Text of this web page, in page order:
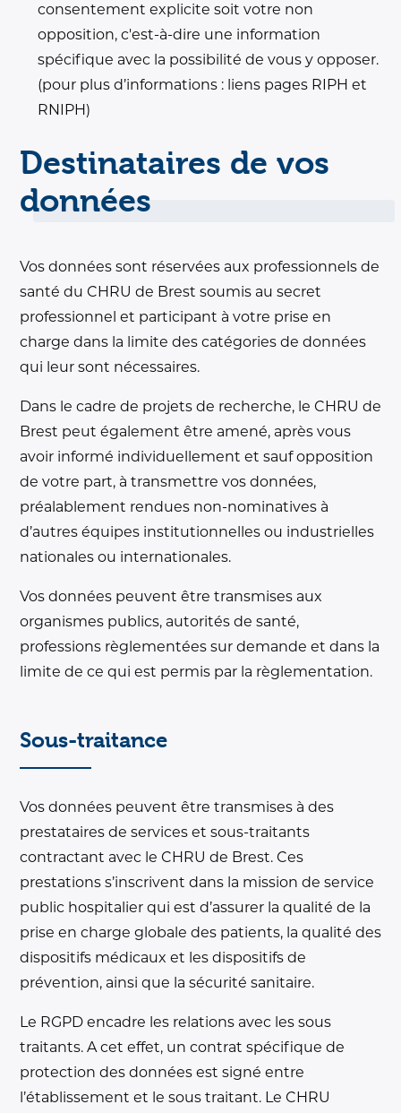
consentement explicite soit votre non
opposition, c'est-à-dire une information
spécifique avec la possibilité de vous y opposer.
(pour plus d’informations : liens pages RIPH et
RNIPH)
Destinataires de vos
données
Vos données sont réservées aux professionnels de
santé du CHRU de Brest soumis au secret
professionnel et participant à votre prise en
charge dans la limite des catégories de données
qui leur sont nécessaires.
Dans le cadre de projets de recherche, le CHRU de
Brest peut également être amené, après vous
avoir informé individuellement et sauf opposition
de votre part, à transmettre vos données,
préalablement rendues non-nominatives à
d’autres équipes institutionnelles ou industrielles
nationales ou internationales.
Vos données peuvent être transmises aux
organismes publics, autorités de santé,
professions règlementées sur demande et dans la
limite de ce qui est permis par la règlementation.
Sous-traitance
Vos données peuvent être transmises à des
prestataires de services et sous-traitants
contractant avec le CHRU de Brest. Ces
prestations s’inscrivent dans la mission de service
public hospitalier qui est d’assurer la qualité de la
prise en charge globale des patients, la qualité des
dispositifs médicaux et les dispositifs de
prévention, ainsi que la sécurité sanitaire.
Le RGPD encadre les relations avec les sous
traitants. A cet effet, un contrat spécifique de
protection des données est signé entre
l’établissement et le sous traitant. Le CHRU